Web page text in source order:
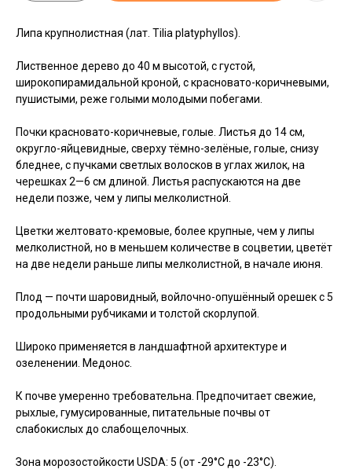
Липа крупнолистная (лат. Tilia platyphyllos).
Лиственное дерево до 40 м высотой, с густой,
широкопирамидальной кроной, с красновато-коричневыми,
пушистыми, реже голыми молодыми побегами.
Почки красновато-коричневые, голые. Листья до 14 см,
округло-яйцевидные, сверху тёмно-зелёные, голые, снизу
бледнее, с пучками светлых волосков в углах жилок, на
черешках 2—6 см длиной. Листья распускаются на две
недели позже, чем у липы мелколистной.
Цветки желтовато-кремовые, более крупные, чем у липы
мелколистной, но в меньшем количестве в соцветии, цветёт
на две недели раньше липы мелколистной, в начале июня.
Плод — почти шаровидный, войлочно-опушённый орешек с 5
продольными рубчиками и толстой скорлупой.
Широко применяется в ландшафтной архитектуре и
озеленении. Медонос.
К почве умеренно требовательна. Предпочитает свежие,
рыхлые, гумусированные, питательные почвы от
слабокислых до слабощелочных.
Зона морозостойкости USDA: 5 (от -29°C до -23°C).